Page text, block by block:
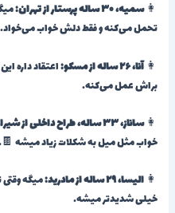
👩سمیه، ۳۰ ساله پرستار از تهران:
تحمل می‌کنه و فقط دلش خواب می‌خواد.
👩آنا، ۲۶ ساله از مسکو:
اعتقاد داره
براش عمل می‌کنه.
👩ساناز، ۳۳ ساله، طراح داخلی از شیراز:
خواب مثل میل به شکلات زیاد میشه
👩الیسا، ۲۹ ساله از مادرید:
میگه
خیلی شدیدتر میشه.